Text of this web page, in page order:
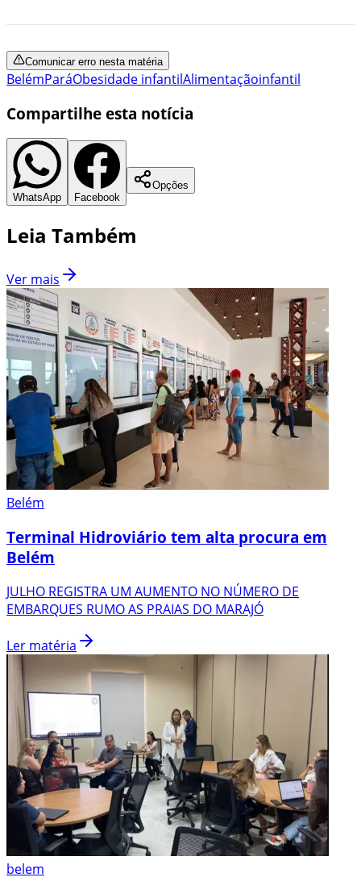
Comunicar erro nesta matéria
BelémParáObesidade infantilAlimentaçãoinfantil
Compartilhe esta notícia
WhatsApp Facebook
Opções
Leia Também
Ver mais
Belém
Terminal Hidroviário tem alta procura em
Belém
JULHO REGISTRA UM AUMENTO NO NÚMERO DE
EMBARQUES RUMO AS PRAIAS DO MARAJÓ
Ler matéria
belem